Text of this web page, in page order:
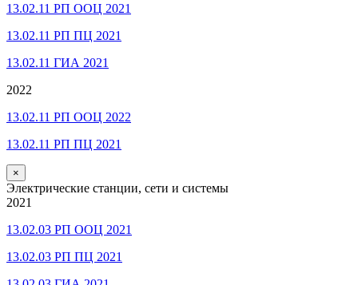
13.02.11 РП ООЦ 2021
13.02.11 РП ПЦ 2021
13.02.11 ГИА 2021
2022
13.02.11 РП ООЦ 2022
13.02.11 РП ПЦ 2021
×
Электрические станции, сети и системы
2021
13.02.03 РП ООЦ 2021
13.02.03 РП ПЦ 2021